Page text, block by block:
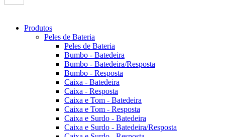
Produtos
Peles de Bateria
Peles de Bateria
Bumbo - Batedeira
Bumbo - Batedeira/Resposta
Bumbo - Resposta
Caixa - Batedeira
Caixa - Resposta
Caixa e Tom - Batedeira
Caixa e Tom - Resposta
Caixa e Surdo - Batedeira
Caixa e Surdo - Batedeira/Resposta